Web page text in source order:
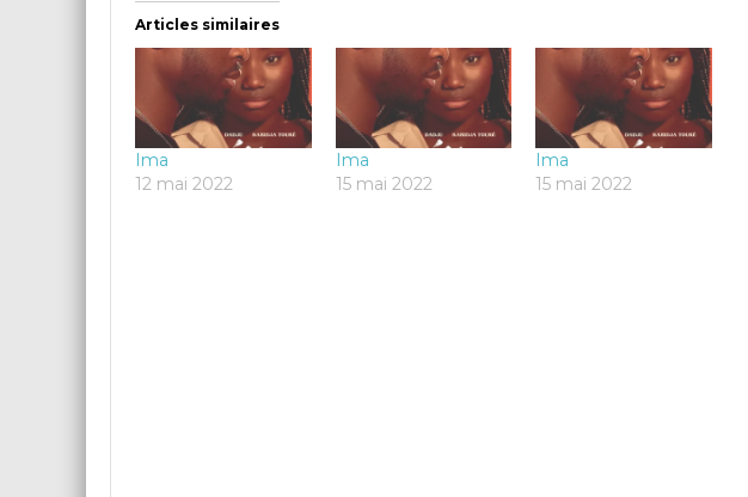
Articles similaires
Ima
12 mai 2022
Ima
15 mai 2022
Ima
15 mai 2022